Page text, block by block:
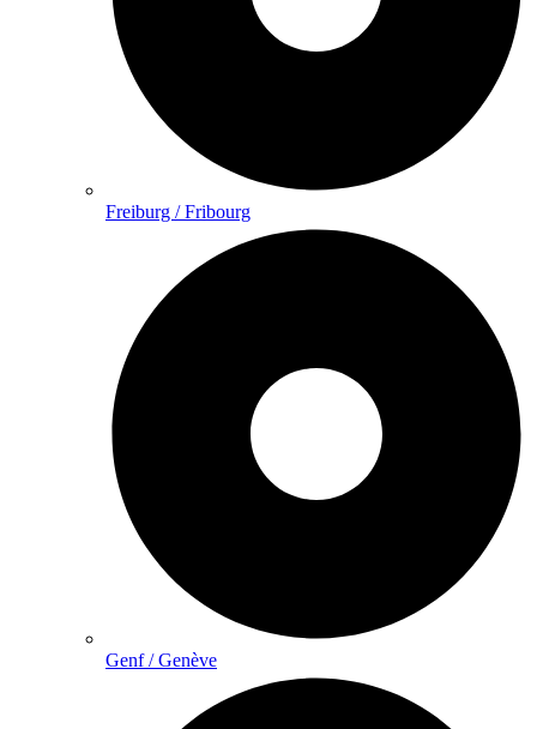
Freiburg / Fribourg
Genf / Genève